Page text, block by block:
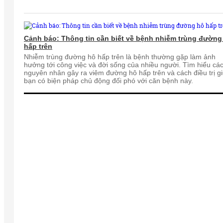
Cảnh báo: Thông tin cần biết về bệnh nhiễm trùng đường
hấp trên
Nhiễm trùng đường hô hấp trên là bệnh thường gặp làm ảnh
hưởng tới công việc và đời sống của nhiều người. Tìm hiểu các
nguyên nhân gây ra viêm đường hô hấp trên và cách điều trị
bạn có biện pháp chủ động đối phó với căn bệnh này.